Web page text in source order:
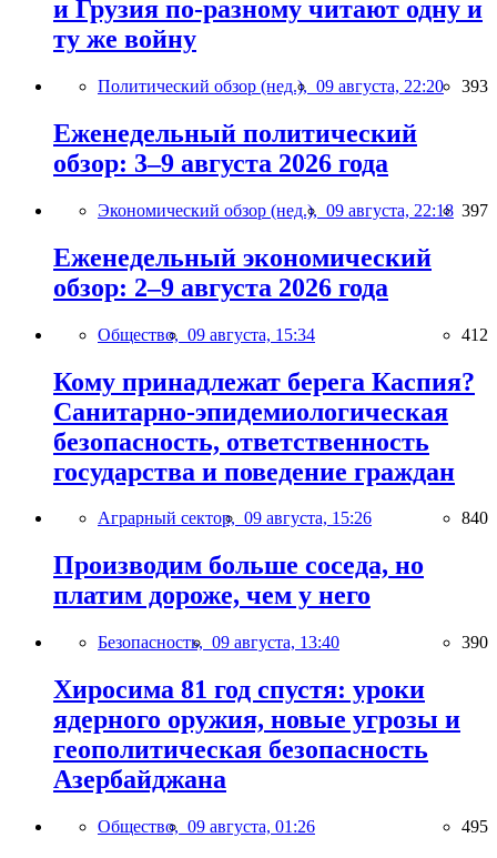
и Грузия по-разному читают одну и
ту же войну
Политический обзор (нед.), 09 августа, 22:20 393
Еженедельный политический
обзор: 3–9 августа 2026 года
Экономический обзор (нед.), 09 августа, 22:18 397
Еженедельный экономический
обзор: 2–9 августа 2026 года
Общество, 09 августа, 15:34 412
Кому принадлежат берега Каспия?
Санитарно-эпидемиологическая
безопасность, ответственность
государства и поведение граждан
Аграрный сектор, 09 августа, 15:26 840
Производим больше соседа, но
платим дороже, чем у него
Безопасность, 09 августа, 13:40 390
Хиросима 81 год спустя: уроки
ядерного оружия, новые угрозы и
геополитическая безопасность
Азербайджана
Общество, 09 августа, 01:26 495